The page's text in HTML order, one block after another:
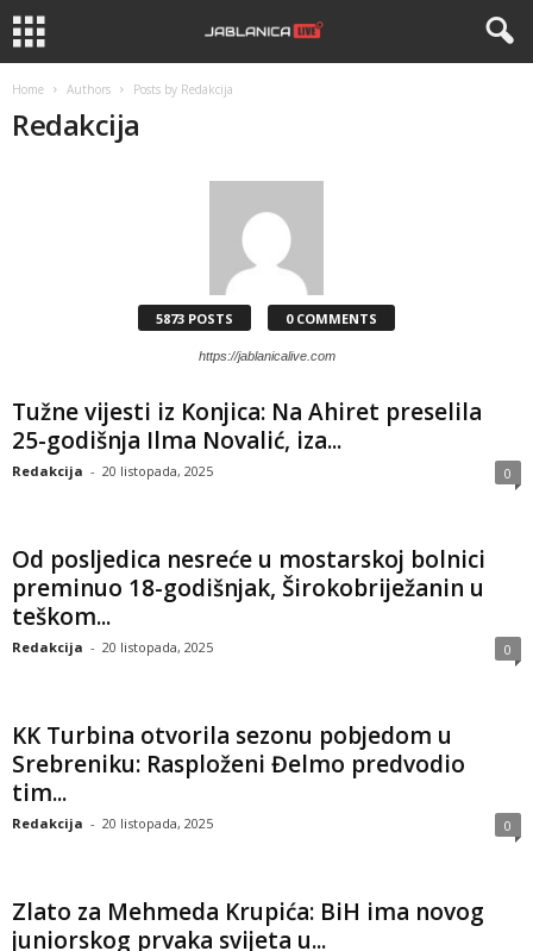
Home Authors Posts by Redakcija
Redakcija
5873 POSTS 0 COMMENTS
https://jablanicalive.com
Tužne vijesti iz Konjica: Na Ahiret preselila
25-godišnja Ilma Novalić, iza...
Redakcija - 20 listopada, 2025 0
Od posljedica nesreće u mostarskoj bolnici
preminuo 18-godišnjak, Širokobriježanin u
teškom...
Redakcija - 20 listopada, 2025 0
KK Turbina otvorila sezonu pobjedom u
Srebreniku: Rasploženi Đelmo predvodio
tim...
Redakcija - 20 listopada, 2025 0
Zlato za Mehmeda Krupića: BiH ima novog
juniorskog prvaka svijeta u...